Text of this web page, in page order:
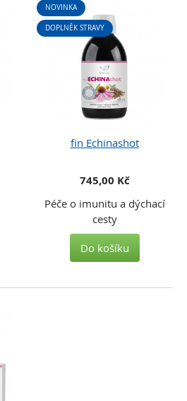
fin Echinashot
NOVINKA
DOPLNĚK STRAVY
745,00 Kč
Péče o imunitu a dýchací
cesty
Do košíku